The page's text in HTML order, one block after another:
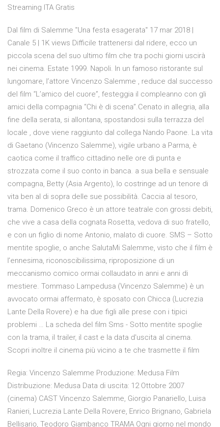
Streaming ITA Gratis
Dal film di Salemme "Una festa esagerata" 17 mar 2018 |
Canale 5 | 1K views Difficile trattenersi dal ridere, ecco un
piccola scena del suo ultimo film che tra pochi giorni uscirà
nei cinema. Estate 1999. Napoli. In un famoso ristorante sul
lungomare, l’attore Vincenzo Salemme , reduce dal successo
del film “L’amico del cuore”, festeggia il compleanno con gli
amici della compagnia “Chi è di scena”.Cenato in allegria, alla
fine della serata, si allontana, spostandosi sulla terrazza del
locale , dove viene raggiunto dal collega Nando Paone. La vita
di Gaetano (Vincenzo Salemme), vigile urbano a Parma, è
caotica come il traffico cittadino nelle ore di punta e
strozzata come il suo conto in banca. a sua bella e sensuale
compagna, Betty (Asia Argento), lo costringe ad un tenore di
vita ben al di sopra delle sue possibilità. Caccia al tesoro,
trama. Domenico Greco è un attore teatrale con grossi debiti,
che vive a casa della cognata Rosetta, vedova di suo fratello,
e con un figlio di nome Antonio, malato di cuore. SMS – Sotto
mentite spoglie, o anche SalutaMi Salemme, visto che il film è
l’ennesima, riconoscibilissima, riproposizione di un
meccanismo comico ormai collaudato in anni e anni di
mestiere. Tommaso Lampedusa (Vincenzo Salemme) è un
avvocato ormai affermato, è sposato con Chicca (Lucrezia
Lante Della Rovere) e ha due figli alle prese con i tipici
problemi … La scheda del film Sms - Sotto mentite spoglie
con la trama, il trailer, il cast e la data d'uscita al cinema.
Scopri inoltre il cinema più vicino a te che trasmette il film
Regia: Vincenzo Salemme Produzione: Medusa Film
Distribuzione: Medusa Data di uscita: 12 Ottobre 2007
(cinema) CAST Vincenzo Salemme, Giorgio Panariello, Luisa
Ranieri, Lucrezia Lante Della Rovere, Enrico Brignano, Gabriela
Bellisario, Teodoro Giambanco TRAMA Ogni giorno nel mondo